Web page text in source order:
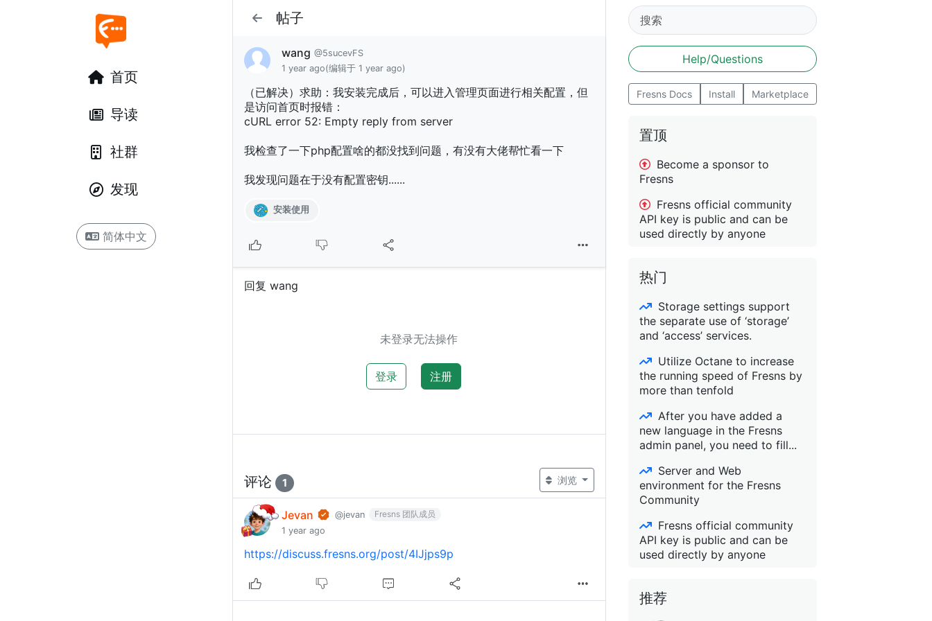
首页
导读
社群
发现
简体中文
帖子
wang @5sucevFS
1 year ago(编辑于 1 year ago)
（已解决）求助：我安装完成后，可以进入管理页面进行相关配置，但
是访问首页时报错：
cURL error 52: Empty reply from server
我检查了一下php配置啥的都没找到问题，有没有大佬帮忙看一下
我发现问题在于没有配置密钥......
安装使用
回复 wang
未登录无法操作
登录 注册
评论 1 浏览
Jevan @jevan
Fresns 团队成员
1 year ago
https://discuss.fresns.org/post/4IJjps9p
Help/Questions
Fresns Docs Install Marketplace
置顶
Become a sponsor to
Fresns
Fresns official community
API key is public and can be
used directly by anyone
热门
Storage settings support
the separate use of ‘storage’
and ‘access’ services.
Utilize Octane to increase
the running speed of Fresns by
more than tenfold
After you have added a
new language in the Fresns
admin panel, you need to fill...
Server and Web
environment for the Fresns
Community
Fresns official community
API key is public and can be
used directly by anyone
推荐